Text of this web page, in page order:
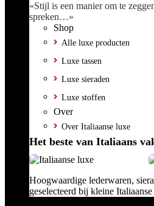
«Stijl is een manier om te
spreken…»
Shop
Alle luxe producten
Luxe tassen
Luxe sieraden
Luxe stoffen
Over
Over Italiaanse luxe
Het beste van Italiaans
Hoogwaardige lederwaren,
geselecteerd bij kleine